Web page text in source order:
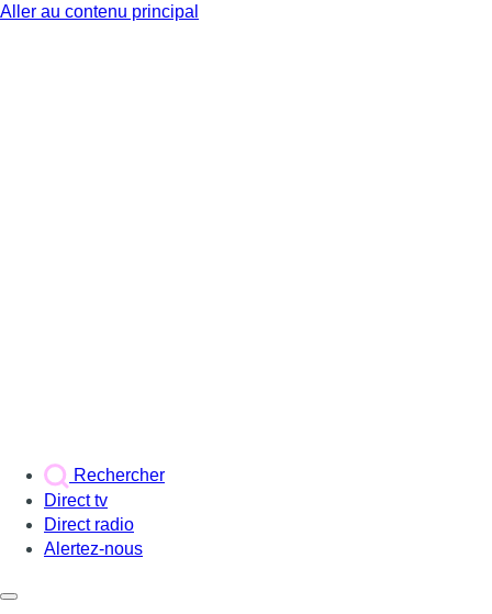
Aller au contenu principal
Rechercher
Direct tv
Direct radio
Alertez-nous